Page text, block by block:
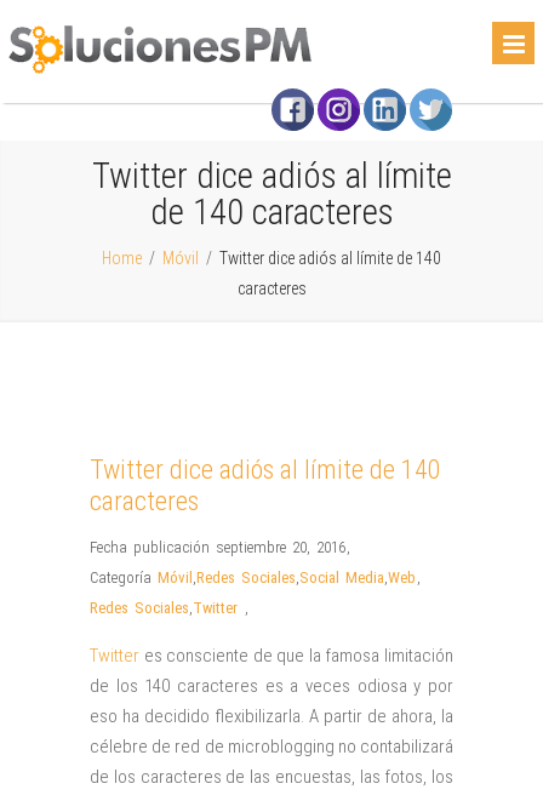
Twitter dice adiós al límite
de 140 caracteres
Home / Móvil / Twitter dice adiós al límite de 140
caracteres
Twitter dice adiós al límite de 140
caracteres
Fecha publicación septiembre 20, 2016,
Categoría Móvil ,Redes Sociales,Social Media,Web ,
Redes Sociales,Twitter ,
Twitter es consciente de que la famosa limitación
de los 140 caracteres es a veces odiosa y por
eso ha decidido flexibilizarla. A partir de ahora, la
célebre de red de microblogging no contabilizará
de los caracteres de las encuestas, las fotos, los